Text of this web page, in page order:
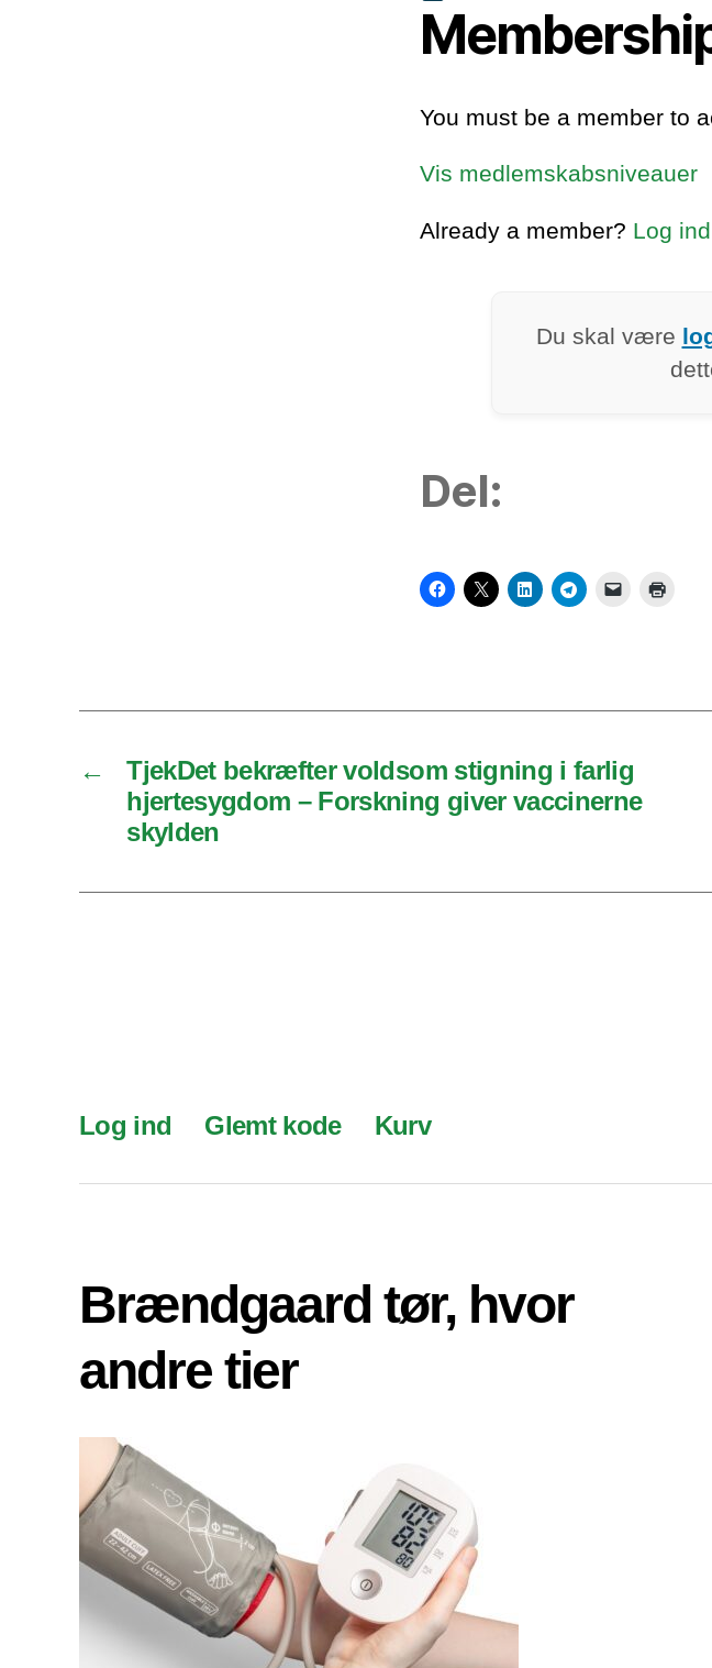
You must be a member to
Vis medlemskabsniveauer
Already a member? Log
Du skal være
Del:
←
TjekDet bekræfter voldsom stigning i farlig
hjertesygdom – Forskning giver vaccinerne
skylden
Log ind Glemt kode Kurv
Brændgaard tør, hvor
andre tier